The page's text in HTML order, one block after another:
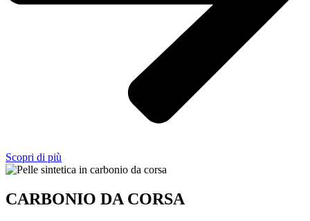
Scopri di più
CARBONIO DA CORSA